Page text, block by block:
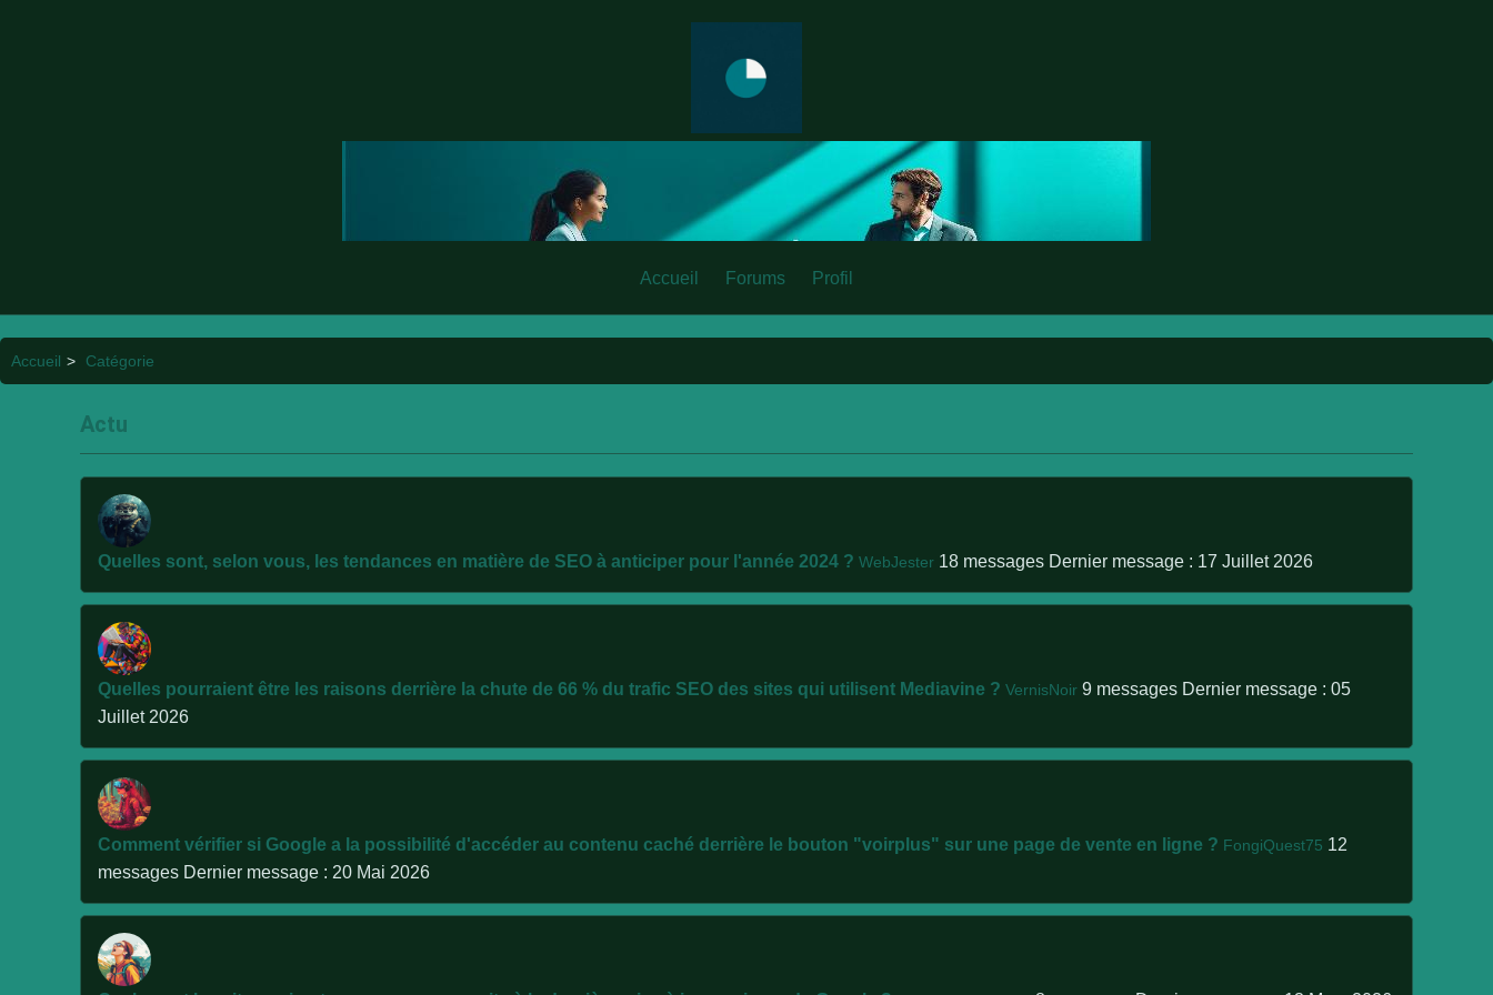
Accueil Forums Profil
Accueil > Catégorie
Actu
Quelles sont, selon vous, les tendances en matière de SEO à anticiper pour l'année 2024 ? WebJester 18 messages Dernier message : 17 Juillet 2026
Quelles pourraient être les raisons derrière la chute de 66 % du trafic SEO des sites qui utilisent Mediavine ? VernisNoir 9 messages Dernier message : 05
Juillet 2026
Comment vérifier si Google a la possibilité d'accéder au contenu caché derrière le bouton "voirplus" sur une page de vente en ligne ? FongiQuest75 12
messages Dernier message : 20 Mai 2026